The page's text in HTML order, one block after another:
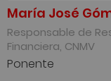
María José
Responsable de
Financiera, CNMV
Ponente